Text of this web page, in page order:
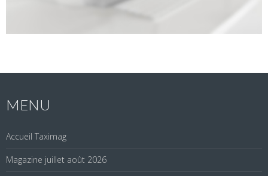
MENU
Accueil Taximag
Magazine juillet août 2026